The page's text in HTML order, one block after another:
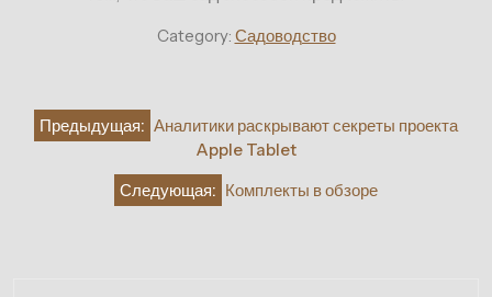
Category: Садоводство
Навигация
по
записям
Предыдущая: Аналитики раскрывают секреты проекта
Apple Tablet
Следующая: Комплекты в обзоре